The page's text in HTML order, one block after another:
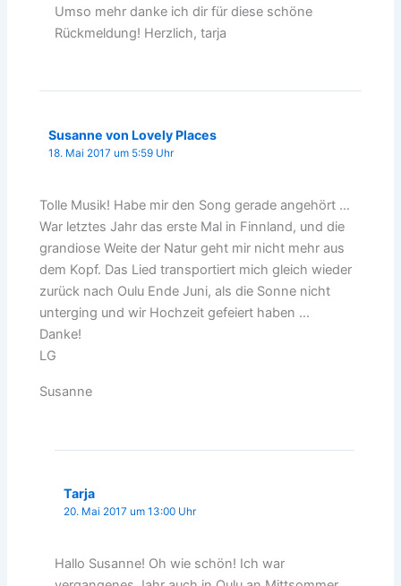
Umso mehr danke ich dir für diese schöne
Rückmeldung! Herzlich, tarja
Susanne von Lovely Places
18. Mai 2017 um 5:59 Uhr
Tolle Musik! Habe mir den Song gerade angehört …
War letztes Jahr das erste Mal in Finnland, und die
grandiose Weite der Natur geht mir nicht mehr aus
dem Kopf. Das Lied transportiert mich gleich wieder
zurück nach Oulu Ende Juni, als die Sonne nicht
unterging und wir Hochzeit gefeiert haben …
Danke!
LG
Susanne
Tarja
20. Mai 2017 um 13:00 Uhr
Hallo Susanne! Oh wie schön! Ich war